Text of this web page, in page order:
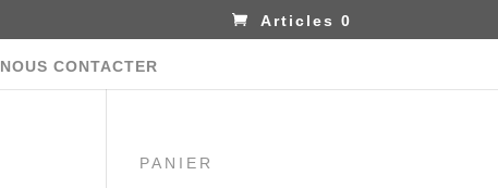
Articles 0
NOUS CONTACTER
PANIER